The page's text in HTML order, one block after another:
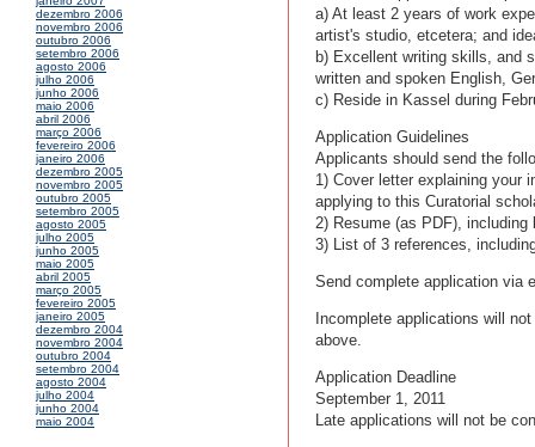
dezembro 2006
novembro 2006
outubro 2006
setembro 2006
agosto 2006
julho 2006
junho 2006
maio 2006
abril 2006
março 2006
fevereiro 2006
janeiro 2006
dezembro 2005
novembro 2005
outubro 2005
setembro 2005
agosto 2005
julho 2005
junho 2005
maio 2005
abril 2005
março 2005
fevereiro 2005
janeiro 2005
dezembro 2004
novembro 2004
outubro 2004
setembro 2004
agosto 2004
julho 2004
junho 2004
maio 2004
a) At least 2 years of work
artist's studio, etcetera; and
b) Excellent writing skills, and
written and spoken English,
c) Reside in Kassel during
Application Guidelines
Applicants should send the
1) Cover letter explaining your
applying to this Curatorial
2) Resume (as PDF),
3) List of 3 references,
Send complete application via
Incomplete applications will
above.
Application Deadline
September 1, 2011
Late applications will not be